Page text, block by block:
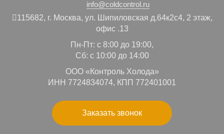
info@coldcontrol.ru
115682, г. Москва, ул. Шипиловская д.64к2с4, 2 этаж,
офис .13
Пн-Пт: с 8:00 до 19:00,
Сб: с 10:00 до 14:00
ООО «Контроль Холода»
ИНН 7724834074, КПП 772401001
Заказать звонок